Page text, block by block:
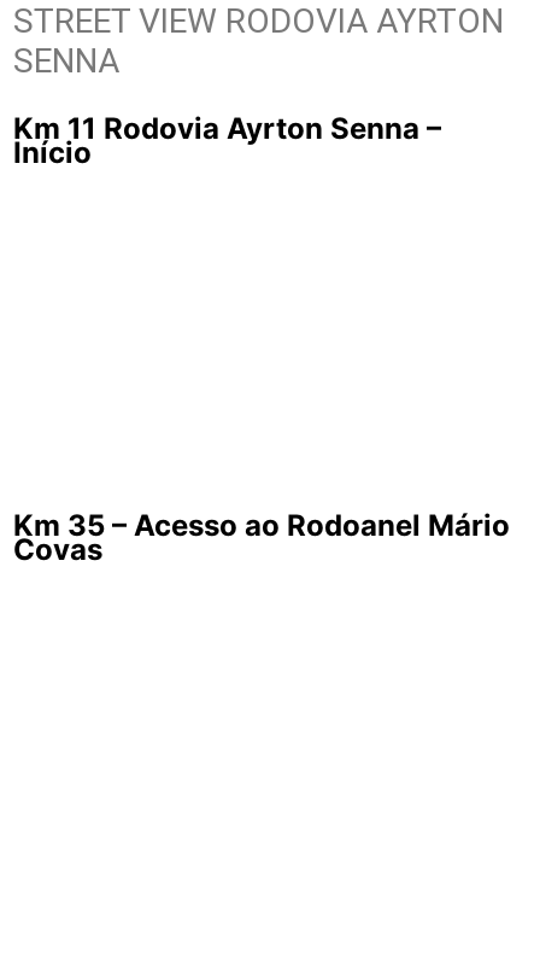
STREET VIEW RODOVIA AYRTON
SENNA
Km 11 Rodovia Ayrton Senna –
Início
Km 35 – Acesso ao Rodoanel Mário
Covas